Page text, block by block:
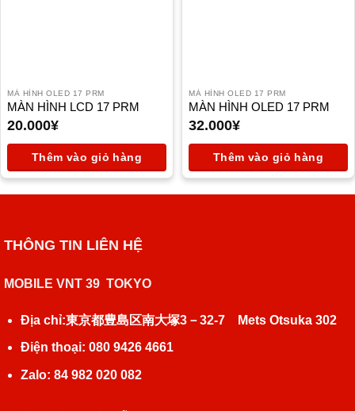
MÀ HÌNH OLED 17 PRM
MÀN HÌNH LCD 17 PRM
20.000¥
Thêm vào giỏ hàng
MÀ HÌNH OLED 17 PRM
MÀN HÌNH OLED 17 PRM
32.000¥
Thêm vào giỏ hàng
THÔNG TIN LIÊN HỆ
MOBILE VNT 39 TOKYO
Địa chỉ:東京都豊島区南大塚3－32‐7 Mets Otsuka 302
Điện thoại: 080 9426 4661
Zalo: 84 982 020 082